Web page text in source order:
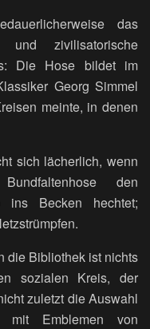
das
zivilisatorische
Die Hose bildet im
Georg Simmel
meinte, in denen
sich lächerlich, wenn
den
ins Becken hechtet;
die Bibliothek ist nichts
sozialen Kreis, der
zuletzt die Auswahl
mit Emblemen von